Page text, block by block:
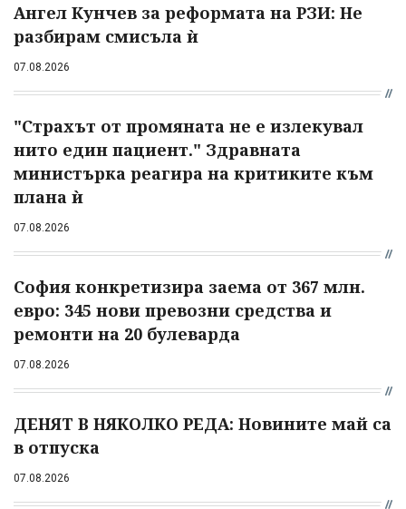
Ангел Кунчев за реформата на РЗИ: Не
разбирам смисъла ѝ
07.08.2026
"Страхът от промяната не е излекувал
нито един пациент." Здравната
министърка реагира на критиките към
плана ѝ
07.08.2026
София конкретизира заема от 367 млн.
евро: 345 нови превозни средства и
ремонти на 20 булеварда
07.08.2026
ДЕНЯТ В НЯКОЛКО РЕДА: Новините май са
в отпуска
07.08.2026